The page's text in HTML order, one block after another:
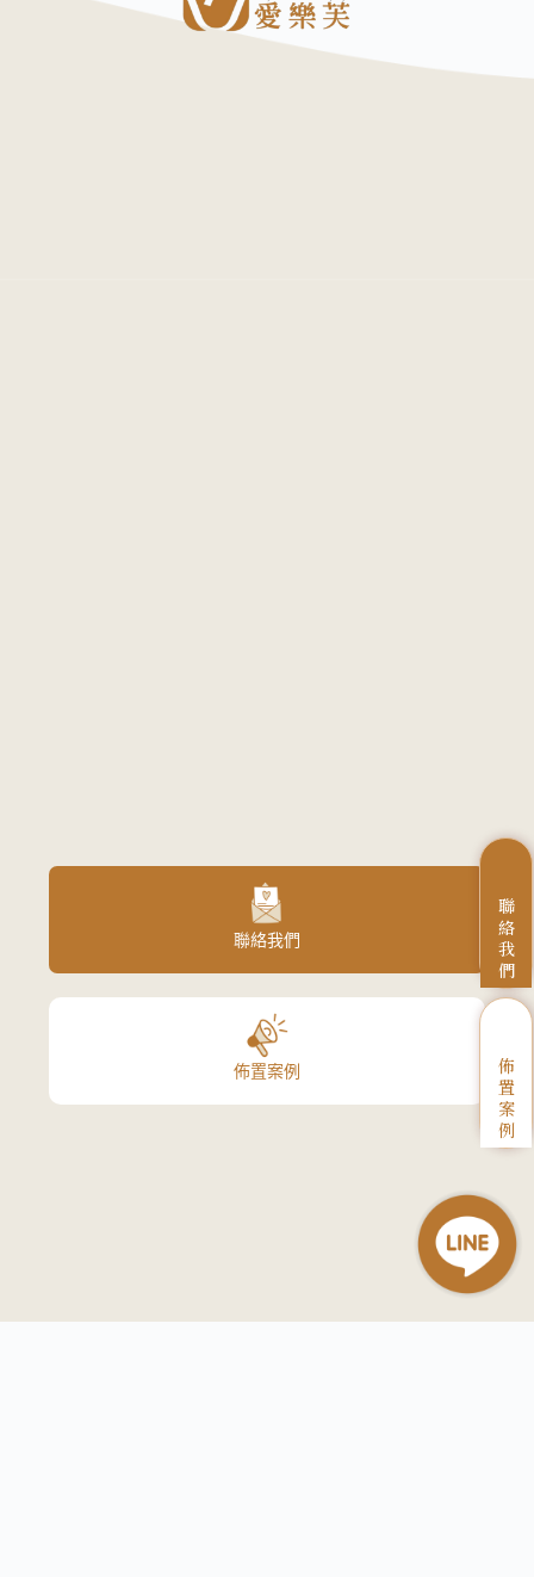
聯
絡
我
們
佈
置
案
例
聯絡我們
佈置案例